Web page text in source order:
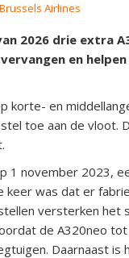
Airlines
2026 drie extra
en
korte- en
toe aan de vloot.
1 november 2023,
was dat er
versterken het
de A320neo
Daarnaast